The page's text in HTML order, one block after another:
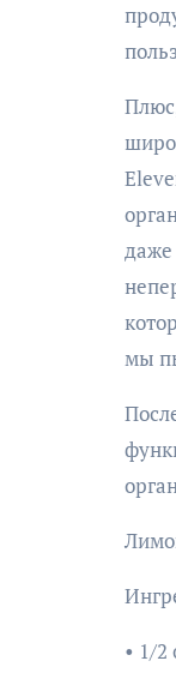
даже
мы
• 1/2